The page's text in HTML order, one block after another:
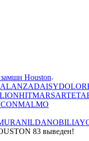
Houston
ALANZADAISY
LIONHITMARSARTE
MALMO
NILDANOBILIA
83 выведен!